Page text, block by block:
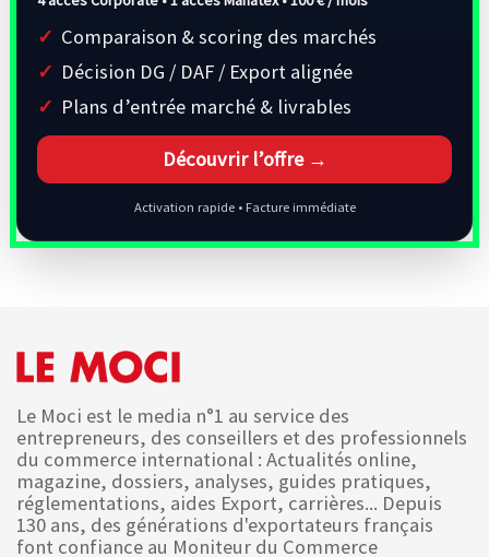
Comparaison & scoring des marchés
Décision DG / DAF / Export alignée
Plans d’entrée marché & livrables
Découvrir l’offre →
Activation rapide • Facture immédiate
Le Moci est le media n°1 au service des
entrepreneurs, des conseillers et des professionnels
du commerce international : Actualités online,
magazine, dossiers, analyses, guides pratiques,
réglementations, aides Export, carrières... Depuis
130 ans, des générations d'exportateurs français
font confiance au Moniteur du Commerce